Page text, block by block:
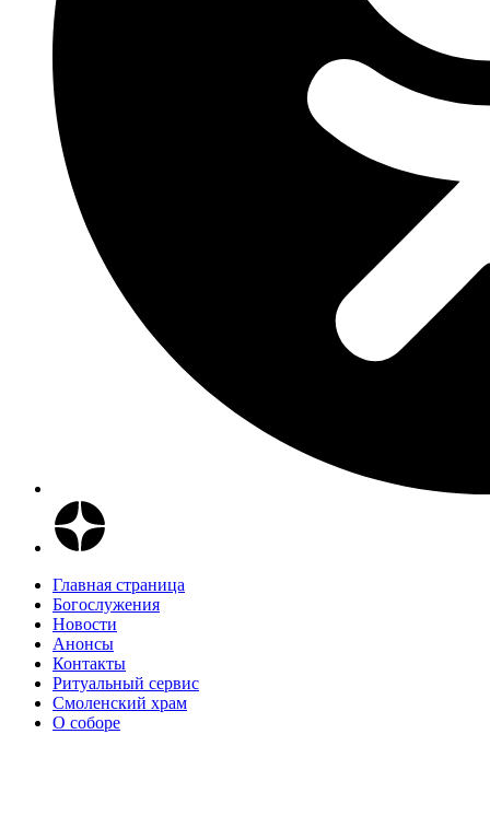
Главная страница
Богослужения
Новости
Анонсы
Контакты
Ритуальный сервис
Смоленский храм
О соборе